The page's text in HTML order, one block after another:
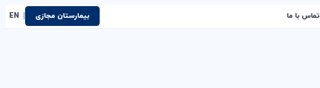
تماس با ما بیمارستان مجازی EN